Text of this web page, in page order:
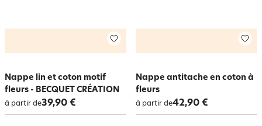
Nappe lin et coton motif
fleurs - BECQUET CRÉATION
à partir de39,90 €
Nappe antitache en coton à
fleurs
à partir de42,90 €